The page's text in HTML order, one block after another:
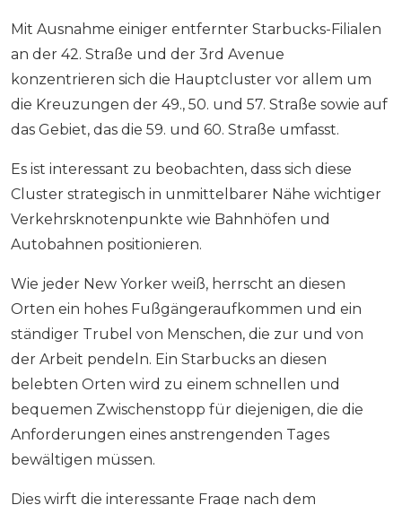
Mit Ausnahme einiger entfernter Starbucks-Filialen
an der 42. Straße und der 3rd Avenue
konzentrieren sich die Hauptcluster vor allem um
die Kreuzungen der 49., 50. und 57. Straße sowie auf
das Gebiet, das die 59. und 60. Straße umfasst.
Es ist interessant zu beobachten, dass sich diese
Cluster strategisch in unmittelbarer Nähe wichtiger
Verkehrsknotenpunkte wie Bahnhöfen und
Autobahnen positionieren.
Wie jeder New Yorker weiß, herrscht an diesen
Orten ein hohes Fußgängeraufkommen und ein
ständiger Trubel von Menschen, die zur und von
der Arbeit pendeln. Ein Starbucks an diesen
belebten Orten wird zu einem schnellen und
bequemen Zwischenstopp für diejenigen, die die
Anforderungen eines anstrengenden Tages
bewältigen müssen.
Dies wirft die interessante Frage nach dem